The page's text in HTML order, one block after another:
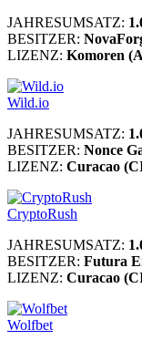
JAHRESUMSATZ:
BESITZER:
LIZENZ: Komoren
Wild.io
JAHRESUMSATZ:
BESITZER: Nonce
LIZENZ: Curacao
CryptoRush
JAHRESUMSATZ:
BESITZER: Futura
LIZENZ: Curacao
Wolfbet